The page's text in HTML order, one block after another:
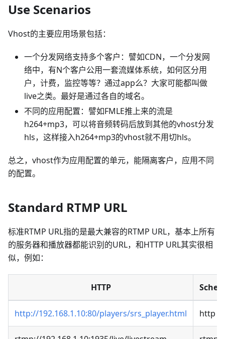
Use Scenarios
Vhost的主要应用场景包括：
一个分发网络支持多个客户：譬如CDN，一个分发网
络中，有N个客户公用一套流媒体系统，如何区分用
户，计费，监控等等？通过app么？大家可能都叫做
live之类。最好是通过各自的域名。
不同的应用配置：譬如FMLE推上来的流是
h264+mp3，可以将音频转码后放到其他的vhost分发
hls，这样接入h264+mp3的vhost就不用切hls。
总之，vhost作为应用配置的单元，能隔离客户，应用不同
的配置。
Standard RTMP URL
标准RTMP URL指的是最大兼容的RTMP URL，基本上所有
的服务器和播放器都能识别的URL，和HTTP URL其实很相
似，例如：
HTTP
http://192.168.1.10:80/players/srs_player.html http